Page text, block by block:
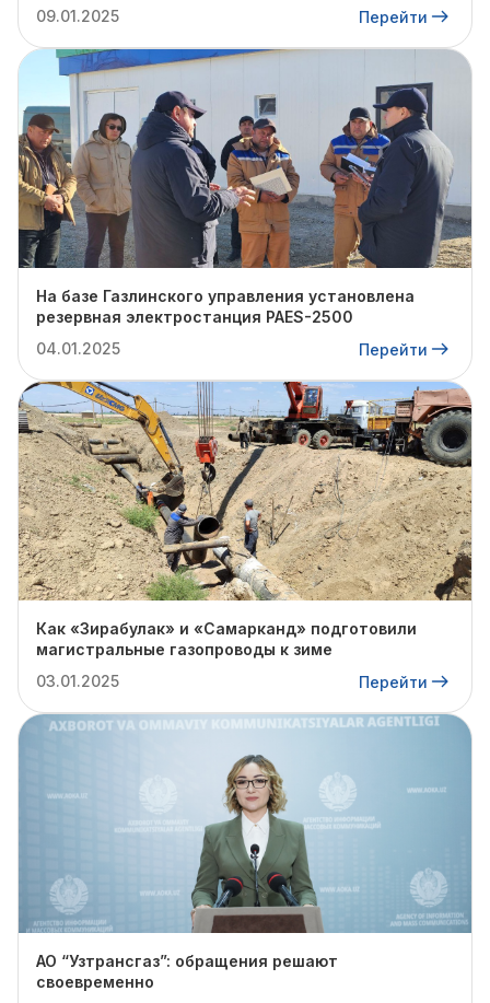
09.01.2025
Перейти
На базе Газлинского управления установлена
резервная электростанция PAES-2500
04.01.2025
Перейти
Как «Зирабулак» и «Самарканд» подготовили
магистральные газопроводы к зиме
03.01.2025
Перейти
АО “Узтрансгаз”: обращения решают
своевременно